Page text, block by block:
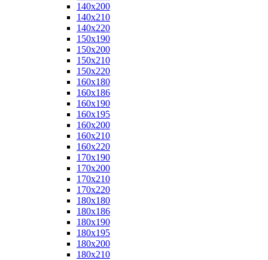
140x200
140x210
140x220
150x190
150x200
150x210
150x220
160x180
160x186
160x190
160x195
160x200
160x210
160x220
170x190
170x200
170x210
170x220
180x180
180x186
180x190
180x195
180x200
180x210